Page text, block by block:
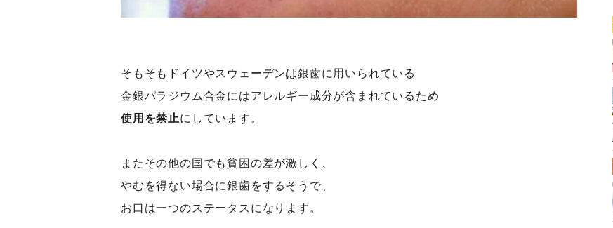
そもそもドイツやスウェーデンは銀歯に用いられている
金銀パラジウム合金にはアレルギー成分が含まれているため
使用を禁止にしています。
またその他の国でも貧困の差が激しく、
やむを得ない場合に銀歯をするそうで、
お口は一つのステータスになります。